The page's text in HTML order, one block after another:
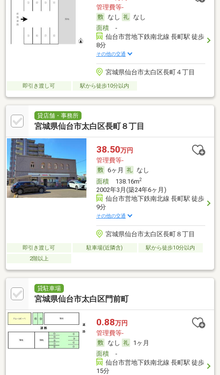
管理費等-
なし
なし
面積-
仙台市営地下鉄南北線 長町駅 徒歩
8分
その他の交通
宮城県仙台市太白区長町４丁目
即引き渡し可 駅から徒歩10分以内
貸店舗・事務所
宮城県仙台市太白区長町８丁目
38.50万円
管理費等-
6ヶ月
なし
面積138.16m2
2002年3月(築24年6ヶ月)
仙台市営地下鉄南北線 長町駅 徒歩
9分
その他の交通
宮城県仙台市太白区長町８丁目
即引き渡し可 駐車場(近隣含)
駅から徒歩10分以内
2階以上
貸駐車場
宮城県仙台市太白区門前町
0.88万円
管理費等-
なし
1ヶ月
面積-
仙台市営地下鉄南北線 長町駅 徒歩
15分